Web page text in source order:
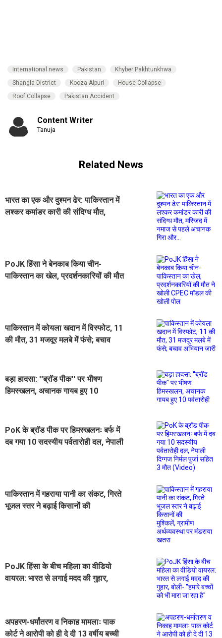
International news Pakistan
Khyber Pakhtunkhwa
Shangla District
Kooza Alpuri
House Collapse
Roof Collapse
Pakistan Accident
Content Writer
Tanuja
Related News
भारत का एक और दुश्मन ढेर: पाकिस्तान में
लश्कर कमांडर कारी की संदिग्ध मौत,
PoJK हिंसा ने बेनकाब किया चीन-
पाकिस्तान का खेल, प्रदर्शनकारियों की मौत
पाकिस्तान में कोयला खदान में विस्फोट, 11
की मौत, 31 मजदूर मलबे में फंसे; बचाव
बड़ा हादसा: ''ब्रॉड पीक'' पर भीषण
हिमस्खलन, अचानक गायब हुए 10
PoK के ब्रॉड पीक पर हिमस्खलनः बर्फ में
दब गया 10 सदस्यीय पर्वतारोही दल, नेपाली
पाकिस्तान में गहराया पानी का संकट, गिरते
भूजल स्तर ने बढ़ाई किसानों की
PoJK हिंसा के बीच महिला का वीडियो
वायरल: भारत से लगाई मदद की गुहार,
अपहरण-धर्मांतरण व निकाह मामलाः पाक
कोर्ट ने आरोपी को ही दे दी 13 वर्षीय बच्ची